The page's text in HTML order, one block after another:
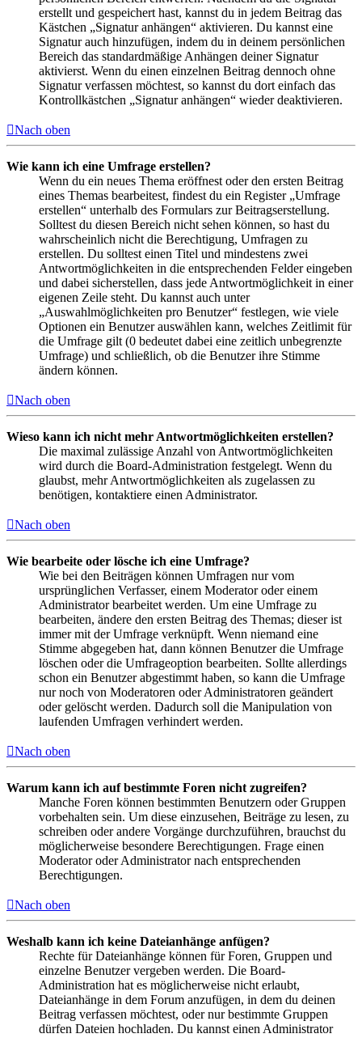
erstellt und gespeichert hast, kannst du in jedem Beitrag das
Kästchen „Signatur anhängen“ aktivieren. Du kannst eine
Signatur auch hinzufügen, indem du in deinem persönlichen
Bereich das standardmäßige Anhängen deiner Signatur
aktivierst. Wenn du einen einzelnen Beitrag dennoch ohne
Signatur verfassen möchtest, so kannst du dort einfach das
Kontrollkästchen „Signatur anhängen“ wieder deaktivieren.
Nach oben
Wie kann ich eine Umfrage erstellen?
Wenn du ein neues Thema eröffnest oder den ersten Beitrag
eines Themas bearbeitest, findest du ein Register „Umfrage
erstellen“ unterhalb des Formulars zur Beitragserstellung.
Solltest du diesen Bereich nicht sehen können, so hast du
wahrscheinlich nicht die Berechtigung, Umfragen zu
erstellen. Du solltest einen Titel und mindestens zwei
Antwortmöglichkeiten in die entsprechenden Felder eingeben
und dabei sicherstellen, dass jede Antwortmöglichkeit in einer
eigenen Zeile steht. Du kannst auch unter
„Auswahlmöglichkeiten pro Benutzer“ festlegen, wie viele
Optionen ein Benutzer auswählen kann, welches Zeitlimit für
die Umfrage gilt (0 bedeutet dabei eine zeitlich unbegrenzte
Umfrage) und schließlich, ob die Benutzer ihre Stimme
ändern können.
Nach oben
Wieso kann ich nicht mehr Antwortmöglichkeiten erstellen?
Die maximal zulässige Anzahl von Antwortmöglichkeiten
wird durch die Board-Administration festgelegt. Wenn du
glaubst, mehr Antwortmöglichkeiten als zugelassen zu
benötigen, kontaktiere einen Administrator.
Nach oben
Wie bearbeite oder lösche ich eine Umfrage?
Wie bei den Beiträgen können Umfragen nur vom
ursprünglichen Verfasser, einem Moderator oder einem
Administrator bearbeitet werden. Um eine Umfrage zu
bearbeiten, ändere den ersten Beitrag des Themas; dieser ist
immer mit der Umfrage verknüpft. Wenn niemand eine
Stimme abgegeben hat, dann können Benutzer die Umfrage
löschen oder die Umfrageoption bearbeiten. Sollte allerdings
schon ein Benutzer abgestimmt haben, so kann die Umfrage
nur noch von Moderatoren oder Administratoren geändert
oder gelöscht werden. Dadurch soll die Manipulation von
laufenden Umfragen verhindert werden.
Nach oben
Warum kann ich auf bestimmte Foren nicht zugreifen?
Manche Foren können bestimmten Benutzern oder Gruppen
vorbehalten sein. Um diese einzusehen, Beiträge zu lesen, zu
schreiben oder andere Vorgänge durchzuführen, brauchst du
möglicherweise besondere Berechtigungen. Frage einen
Moderator oder Administrator nach entsprechenden
Berechtigungen.
Nach oben
Weshalb kann ich keine Dateianhänge anfügen?
Rechte für Dateianhänge können für Foren, Gruppen und
einzelne Benutzer vergeben werden. Die Board-
Administration hat es möglicherweise nicht erlaubt,
Dateianhänge in dem Forum anzufügen, in dem du deinen
Beitrag verfassen möchtest, oder nur bestimmte Gruppen
dürfen Dateien hochladen. Du kannst einen Administrator